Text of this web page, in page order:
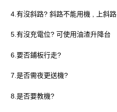
4.有沒斜路? 斜路不能用機 , 上斜路
5.有沒充電位? 可使用油渣升降台
6.要否鋪板行走?
7.是否需夜更送機?
8.是否要教機?